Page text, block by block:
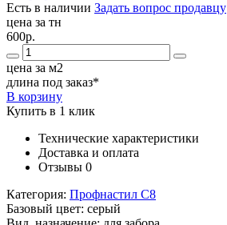
Есть в наличии Задать вопрос продавцу
цена за тн
600р.
цена за м2
длина под заказ*
В корзину
Купить в 1 клик
Технические характеристики
Доставка и оплата
Отзывы 0
Категория: Профнастил С8
Базовый цвет: серый